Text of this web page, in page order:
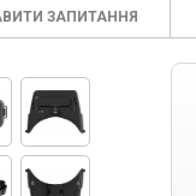
ЗАПИТАННЯ